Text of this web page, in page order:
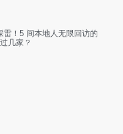
雷！5 间本地人无限回访的
几家？